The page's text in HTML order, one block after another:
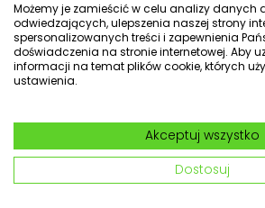
Możemy je zamieścić w celu analizy danych
odwiedzających, ulepszenia naszej strony
spersonalizowanych treści i zapewnienia
doświadczenia na stronie internetowej. Aby
informacji na temat plików cookie, których
ustawienia.
Akceptuj wszystko
Dostosuj